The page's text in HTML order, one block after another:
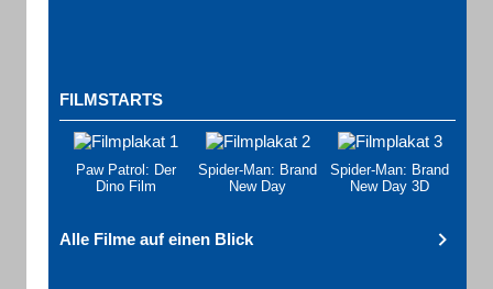
FILMSTARTS
Paw Patrol: Der
Dino Film
Spider-Man: Brand
New Day
Spider-Man: Brand
New Day 3D
Alle Filme auf einen Blick